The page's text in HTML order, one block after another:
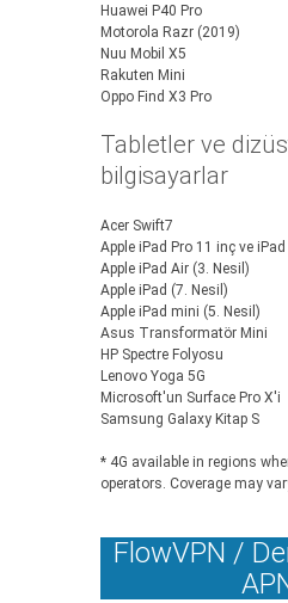
Huawei P40 Pro
Motorola Razr (2019)
Nuu Mobil X5
Rakuten Mini
Oppo Find X3 Pro
Tabletler ve
bilgisayarlar
Acer Swift7
Apple iPad Pro 11 inç ve
Apple iPad Air (3. Nesil)
Apple iPad (7. Nesil)
Apple iPad mini (5. Nesil)
Asus Transformatör Mini
HP Spectre Folyosu
Lenovo Yoga 5G
Microsoft'un Surface Pro X'i
Samsung Galaxy Kitap S
* 4G available in regions
operators. Coverage may
FlowVPN /